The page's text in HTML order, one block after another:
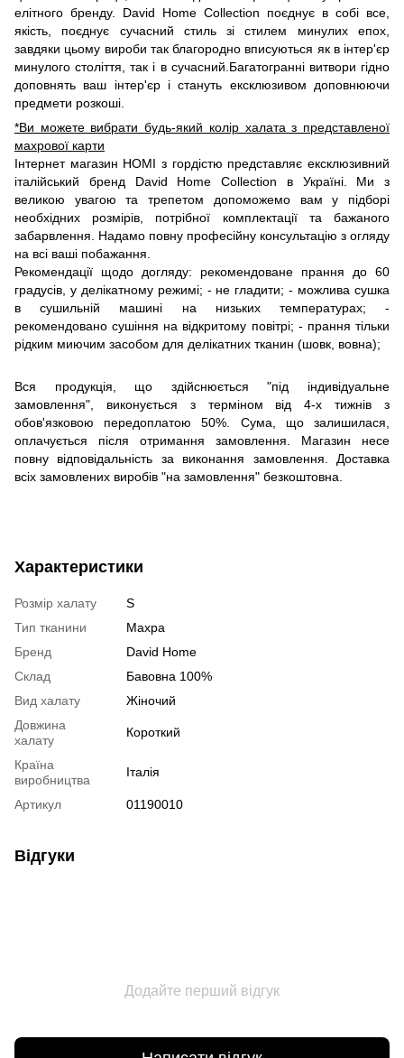
елітного бренду. David Home Collection поєднує в собі все,
якість, поєднує сучасний стиль зі стилем минулих епох,
завдяки цьому вироби так благородно вписуються як в інтер'єр
минулого століття, так і в сучасний.Багатогранні витвори гідно
доповнять ваш інтер'єр і стануть ексклюзивом доповнюючи
предмети розкоші.
*Ви можете вибрати будь-який колір халата з представленої
махрової карти
Інтернет магазин HOMI з гордістю представляє ексклюзивний
італійський бренд David Home Collection в Україні. Ми з
великою увагою та трепетом допоможемо вам у підборі
необхідних розмірів, потрібної комплектації та бажаного
забарвлення. Надамо повну професійну консультацію з огляду
на всі ваші побажання.
Рекомендації щодо догляду: рекомендоване прання до 60
градусів, у делікатному режимі; - не гладити; - можлива сушка
в сушильній машині на низьких температурах; -
рекомендовано сушіння на відкритому повітрі; - прання тільки
рідким миючим засобом для делікатних тканин (шовк, вовна);
Вся продукція, що здійснюється "під індивідуальне
замовлення", виконується з терміном від 4-х тижнів з
обов'язковою передоплатою 50%. Сума, що залишилася,
оплачується після отримання замовлення. Магазин несе
повну відповідальність за виконання замовлення. Доставка
всіх замовлених виробів "на замовлення" безкоштовна.
Характеристики
Розмір халату
S
Тип тканини
Махра
Бренд
David Home
Склад
Бавовна 100%
Вид халату
Жіночий
Довжина
халату
Короткий
Країна
виробництва
Італія
Артикул 01190010
Відгуки
Додайте перший відгук